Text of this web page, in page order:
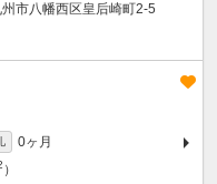
市八幡西区皇后崎町2-5
0ヶ月
）